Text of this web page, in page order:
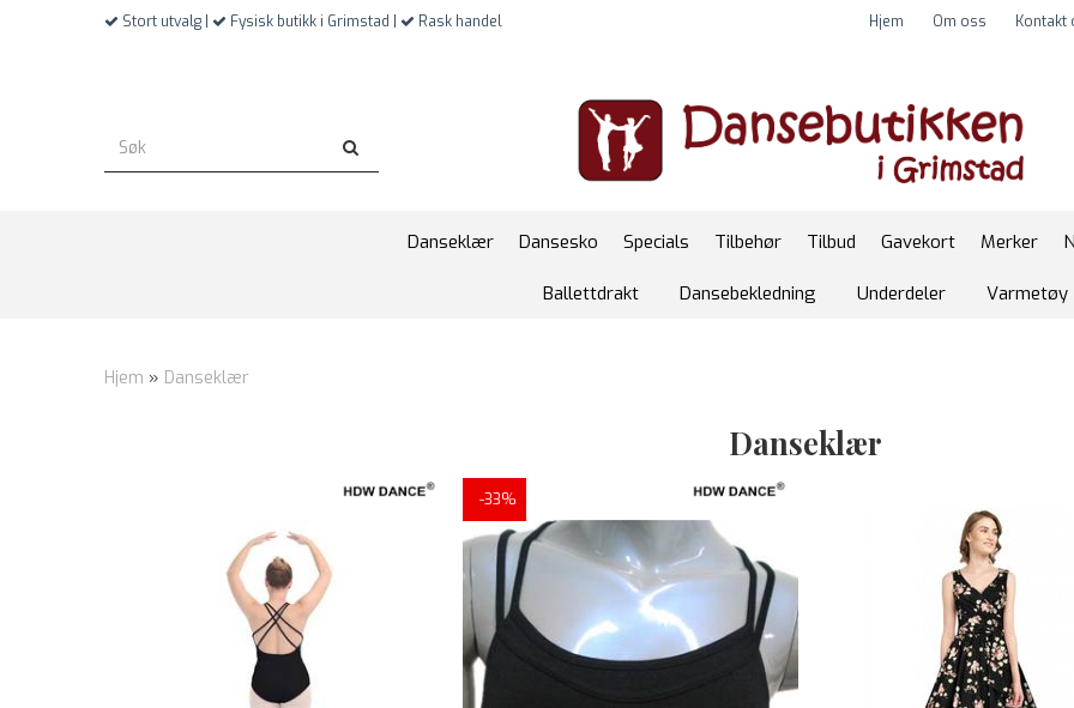
Stort utvalg | Fysisk butikk i Grimstad | Rask handel Hjem Om oss Kontakt
Danseklær Dansesko Specials Tilbehør Tilbud Gavekort Merker
Ballettdrakt Dansebekledning Underdeler Varmetøy
Hjem » Danseklær
Danseklær
-33%